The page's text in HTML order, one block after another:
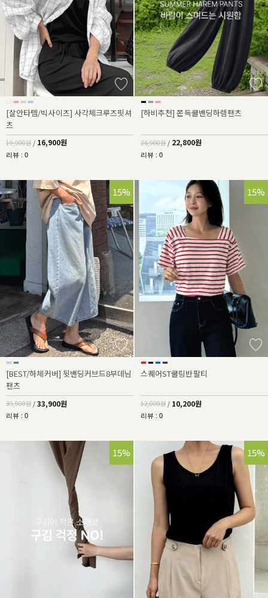
[살안타템/빅사이즈] 사각체크루즈핏셔
츠
19,900원 / 16,900원
리뷰 : 0
[하비추천] 쫀득쿨밴딩하렘팬츠
26,900원 / 22,800원
리뷰 : 0
15%
[BEST/하체커버] 뒷밴딩커브드8부데님
팬츠
39,900원 / 33,900원
리뷰 : 0
15%
스퀘어ST쿨링반팔티
12,000원 / 10,200원
리뷰 : 0
15% 15%